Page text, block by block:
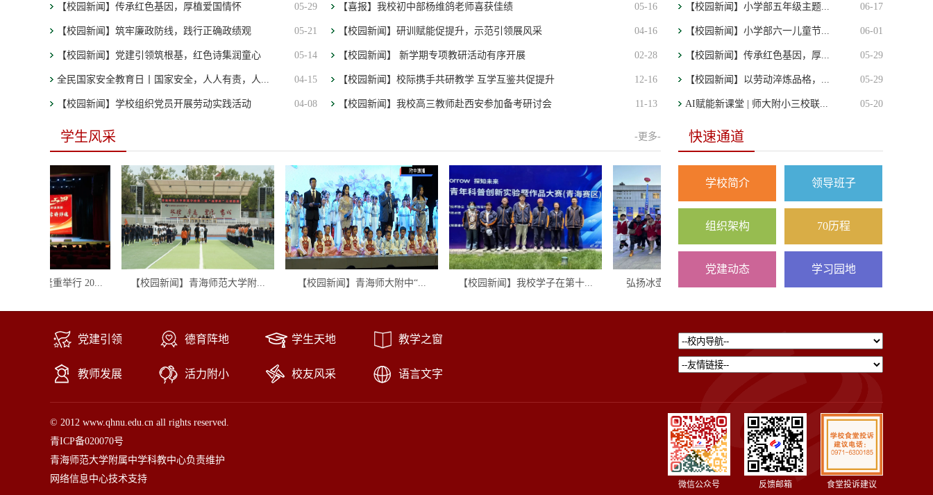
05-29
【校园新闻】传承红色基因，厚植爱国情怀
05-21
【校园新闻】筑牢廉政防线，践行正确政绩观
05-14
【校园新闻】党建引领筑根基，红色诗集润童心
04-15
全民国家安全教育日丨国家安全，人人有责，人...
04-08
【校园新闻】学校组织党员开展劳动实践活动
05-16
【喜报】我校初中部杨维鸽老师喜获佳绩
04-16
【校园新闻】研训赋能促提升，示范引领展风采
02-28
【校园新闻】 新学期专项教研活动有序开展
12-16
【校园新闻】校际携手共研教学 互学互鉴共促提升
11-13
【校园新闻】我校高三教师赴西安参加备考研讨会
06-17
【校园新闻】小学部五年级主题...
06-01
【校园新闻】小学部六一儿童节...
05-29
【校园新闻】传承红色基因，厚...
05-29
【校园新闻】以劳动淬炼品格，...
05-20
AI赋能新课堂 | 师大附小三校联...
学生风采 -更多-
学校隆重举行 20... 【校园新闻】青海师范大学附... 【校园新闻】青海师大附中“... 【校园新闻】我校学子在第十... 弘扬冰壶精神，共享冰雪魅力
快速通道
学校简介 领导班子
组织架构 70历程
党建动态 学习园地
党建引领 德育阵地 学生天地 教学之窗
教师发展 活力附小 校友风采 语言文字
© 2012 www.qhnu.edu.cn all rights reserved.
青ICP备020070号
青海师范大学附属中学科教中心负责维护
网络信息中心技术支持
微信公众号 反馈邮箱 食堂投诉建议